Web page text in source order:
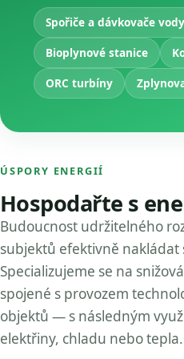
Spořiče a dávkovače vody
Bioplynové stanice
ORC turbíny
ÚSPORY ENERGIÍ
Hospodařte s
Budoucnost udržitelného
subjektů efektivně nakládat
Specializujeme se na
spojené s provozem
objektů — s následným
elektřiny, chladu nebo tepla.